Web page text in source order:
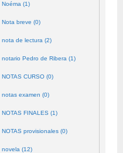
Noéma (1)
Nota breve (0)
nota de lectura (2)
notario Pedro de Ribera (1)
NOTAS CURSO (0)
notas examen (0)
NOTAS FINALES (1)
NOTAS provisionales (0)
novela (12)